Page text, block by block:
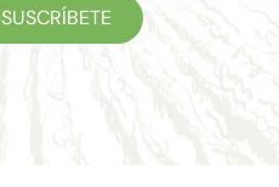
SUSCRÍBETE